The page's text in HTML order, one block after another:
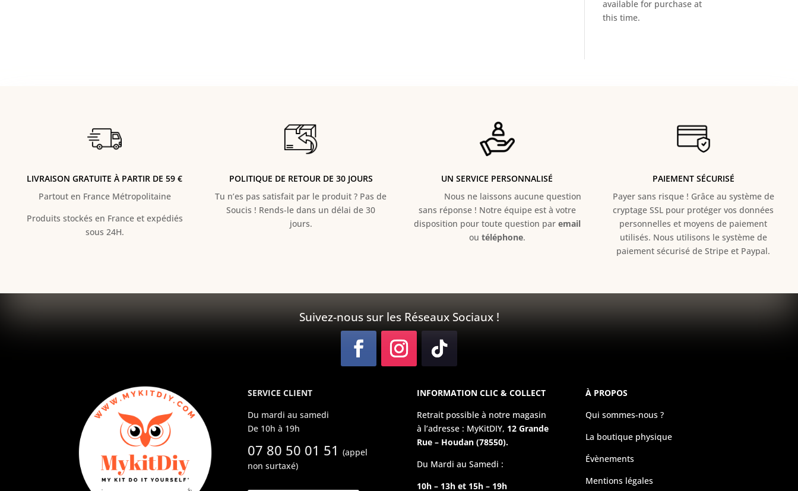
available for purchase at
this time.
LIVRAISON GRATUITE À PARTIR DE 59 €
Partout en France Métropolitaine
Produits stockés en France et expédiés
sous 24H.
POLITIQUE DE RETOUR DE 30 JOURS
Tu n’es pas satisfait par le produit ? Pas de
Soucis ! Rends-le dans un délai de 30
jours.
UN SERVICE PERSONNALISÉ
Nous ne laissons aucune question
sans réponse ! Notre équipe est à votre
disposition pour toute question par email
ou téléphone.
PAIEMENT SÉCURISÉ
Payer sans risque ! Grâce au système de
cryptage SSL pour protéger vos données
personnelles et moyens de paiement
utilisés. Nous utilisons le système de
paiement sécurisé de Stripe et Paypal.
Suivez-nous sur les Réseaux Sociaux !
SERVICE CLIENT
Du mardi au samedi
De 10h à 19h
07 80 50 01 51 (appel
non surtaxé)
INFORMATION CLIC & COLLECT
Retrait possible à notre magasin
à l’adresse : MyKitDIY, 12 Grande
Rue – Houdan (78550).
Du Mardi au Samedi :
10h – 13h et 15h – 19h
À PROPOS
Qui sommes-nous ?
La boutique physique
Évènements
Mentions légales